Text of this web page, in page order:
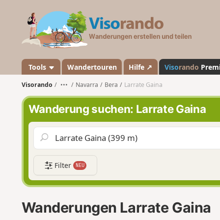
a
n
o
Tools Wandertouren Hilfe ↗ Visorando
Visorando ••• Navarra Bera Larrate Gaina
Wanderung suchen: Larrate Gaina
Filter NEU
Wanderungen Larrate Gaina